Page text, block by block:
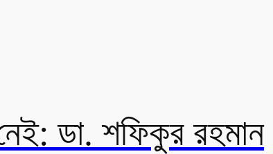
ডা. শফিকুর রহমান